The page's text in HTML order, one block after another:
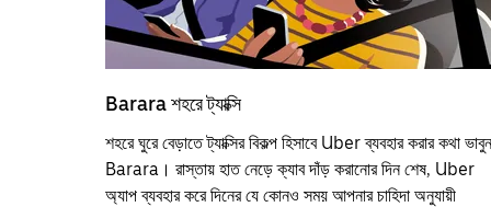
Barara শহরে ট্যাক্সি
শহরে ঘুরে বেড়াতে ট্যাক্সির বিকল্প হিসাবে Uber ব্যবহার করার কথা ভাবুন
Barara। রাস্তায় হাত নেড়ে ক্যাব দাঁড় করানোর দিন শেষ, Uber
অ্যাপ ব্যবহার করে দিনের যে কোনও সময় আপনার চাহিদা অনুযায়ী